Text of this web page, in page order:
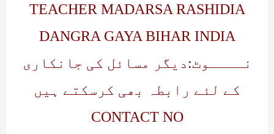
TEACHER MADARSA RASHIDIA
DANGRA GAYA BIHAR INDIA
نــــوٹ:دیگر مسائل کی جانکاری
کے لئے رابطہ بھی کرسکتے ہیں
CONTACT NO